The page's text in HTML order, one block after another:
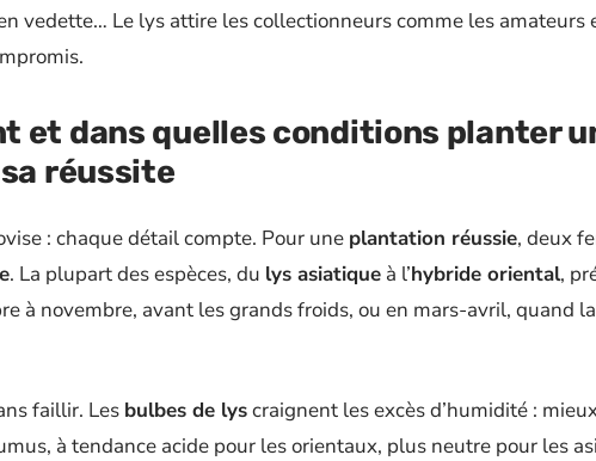
vedette… Le lys attire les collectionneurs comme les amateurs
et dans quelles conditions planter
réussite
: chaque détail compte. Pour une plantation réussie, deux
. La plupart des espèces, du lys asiatique à l’hybride oriental,
à novembre, avant les grands froids, ou en mars-avril, quand
faillir. Les bulbes de lyscraignent les excès d’humidité :
à tendance acide pour les orientaux, plus neutre pour les